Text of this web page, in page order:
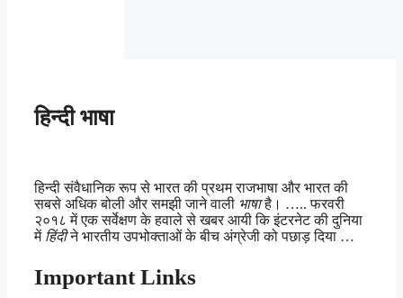
हिन्दी भाषा
हिन्दी संवैधानिक रूप से भारत की प्रथम राजभाषा और भारत की
सबसे अधिक बोली और समझी जाने वाली भाषाहै। ….. फरवरी
२०१८ में एक सर्वेक्षण के हवाले से खबर आयी कि इंटरनेट की दुनिया
में हिंदीने भारतीय उपभोक्ताओं के बीच अंग्रेजी को पछाड़ दिया …
Important Links